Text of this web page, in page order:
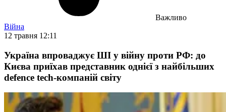
Важливо
Війна
12 травня 12:11
Україна впроваджує ШІ у війну проти РФ: до
Києва приїхав представник однієї з найбільших
defence tech-компаній світу